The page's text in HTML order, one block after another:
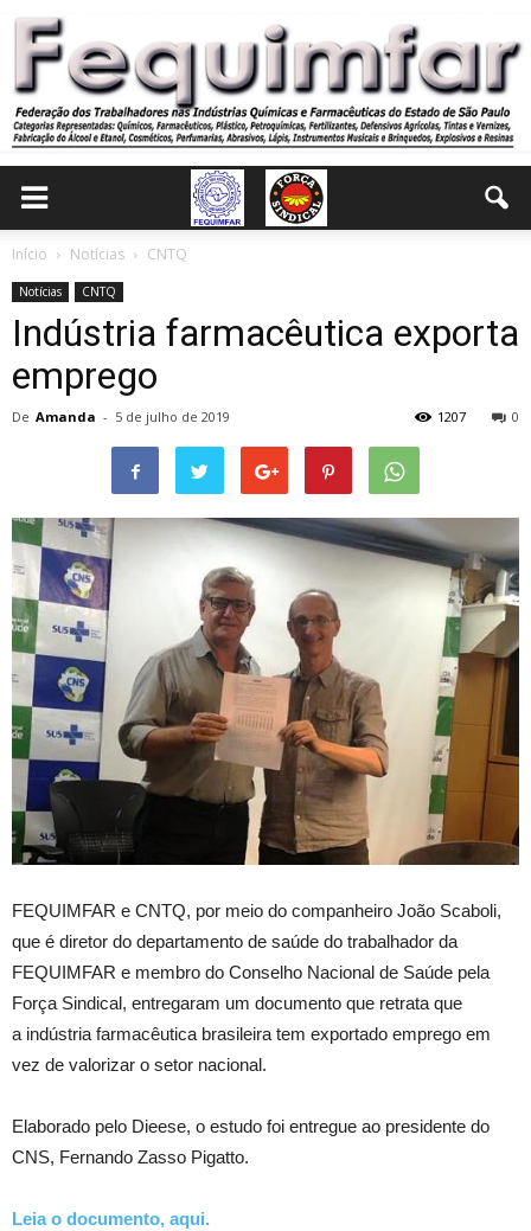
Início Notícias CNTQ
Notícias CNTQ
Indústria farmacêutica exporta
emprego
De Amanda - 5 de julho de 2019 0
1207
FEQUIMFAR e CNTQ, por meio do companheiro João Scaboli,
que é diretor do departamento de saúde do trabalhador da
FEQUIMFAR e membro do Conselho Nacional de Saúde pela
Força Sindical, entregaram um documento que retrata que
a indústria farmacêutica brasileira tem exportado emprego em
vez de valorizar o setor nacional.
Elaborado pelo Dieese, o estudo foi entregue ao presidente do
CNS, Fernando Zasso Pigatto.
Leia o documento, aqui.